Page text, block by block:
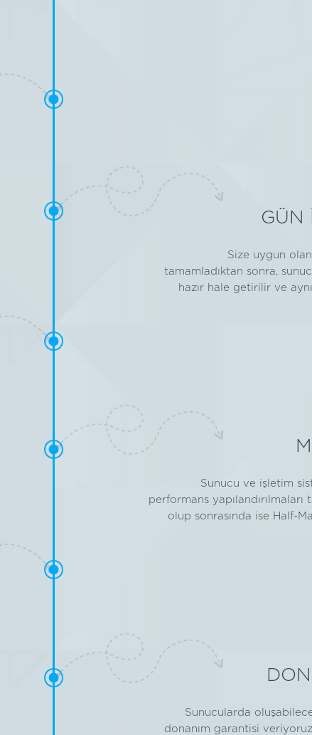
GÜN
Size uygun
tamamladıktan sonra,
hazır hale getirilir ve
Sunucu ve işletim
performans yapılandırılmaları
olup sonrasında ise Half-
Sunucularda
donanım garantisi